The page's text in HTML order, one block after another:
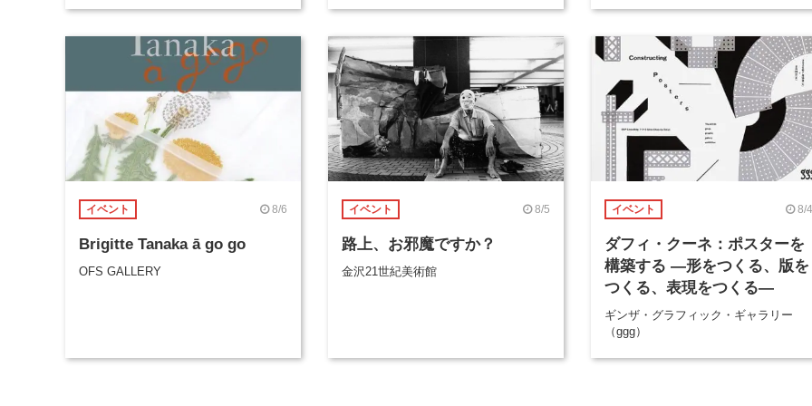
イベント 8/6
Brigitte Tanaka ā go go
OFS GALLERY
イベント 8/5
路上、お邪魔ですか？
金沢21世紀美術館
イベント 8/4
ダフィ・クーネ：ポスターを
構築する ―形をつくる、版を
つくる、表現をつくる―
ギンザ・グラフィック・ギャラリー
（ggg）